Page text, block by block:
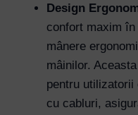
Design
confort maxim
mânere
mâinilor.
pentru
cu cabluri,